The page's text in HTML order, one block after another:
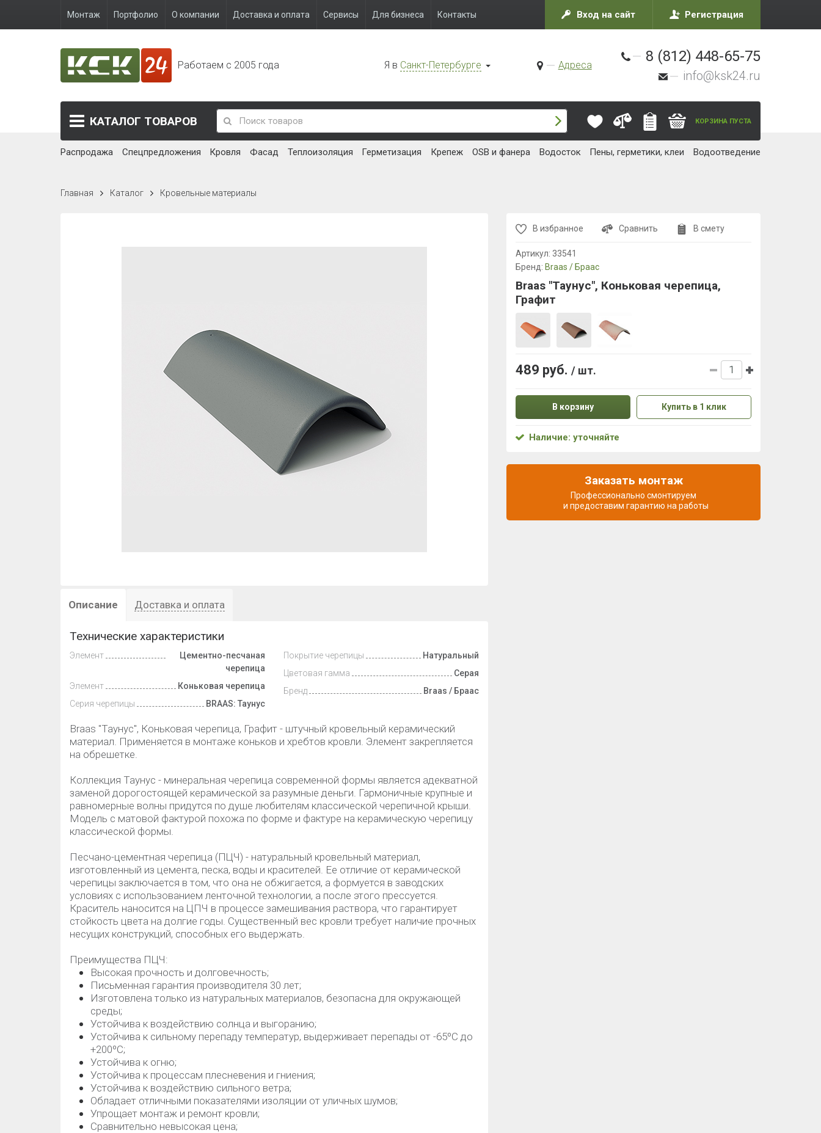
Монтаж Портфолио О компании Доставка и оплата Сервисы Для бизнеса Контакты Вход на сайт Регистрация
Работаем с 2005 года Я в Санкт-Петербурге Адреса
8 (812) 448-65-75
info@ksk24.ru
КАТАЛОГ ТОВАРОВ КОРЗИНА ПУСТА
Распродажа Спецпредложения Кровля Фасад Теплоизоляция Герметизация Крепеж OSB и фанера Водосток Пены, герметики, клеи Водоотведение
Главная Каталог Кровельные материалы
Описание Доставка и оплата
Технические характеристики
Элемент
Цементно-песчаная
черепица
Элемент
Коньковая черепица
Серия черепицы
BRAAS: Таунус
Покрытие черепицы
Натуральный
Цветовая гамма
Серая
Бренд
Braas / Браас
Braas "Таунус", Коньковая черепица, Графит - штучный кровельный керамический
материал. Применяется в монтаже коньков и хребтов кровли. Элемент закрепляется
на обрешетке.
Коллекция Таунус - минеральная черепица современной формы является адекватной
заменой дорогостоящей керамической за разумные деньги. Гармоничные крупные и
равномерные волны придутся по душе любителям классической черепичной крыши.
Модель с матовой фактурой похожа по форме и фактуре на керамическую черепицу
классической формы.
Песчано-цементная черепица (ПЦЧ) - натуральный кровельный материал,
изготовленный из цемента, песка, воды и красителей. Ее отличие от керамической
черепицы заключается в том, что она не обжигается, а формуется в заводских
условиях с использованием ленточной технологии, а после этого прессуется.
Краситель наносится на ЦПЧ в процессе замешивания раствора, что гарантирует
стойкость цвета на долгие годы. Существенный вес кровли требует наличие прочных
несущих конструкций, способных его выдержать.
Преимущества ПЦЧ:
Высокая прочность и долговечность;
Письменная гарантия производителя 30 лет;
Изготовлена только из натуральных материалов, безопасна для окружающей
среды;
Устойчива к воздействию солнца и выгоранию;
Устойчива к сильному перепаду температур, выдерживает перепады от -65ºС до
+200ºС;
Устойчива к огню;
Устойчива к процессам плесневения и гниения;
Устойчива к воздействию сильного ветра;
Обладает отличными показателями изоляции от уличных шумов;
Упрощает монтаж и ремонт кровли;
Сравнительно невысокая цена;
В избранное Сравнить В смету
Артикул: 33541
Бренд: Braas / Браас
Braas "Таунус", Коньковая черепица,
Графит
489 руб. / шт.
В корзину Купить в 1 клик
Наличие: уточняйте
Заказать монтаж
Профессионально смонтируем
и предоставим гарантию на работы